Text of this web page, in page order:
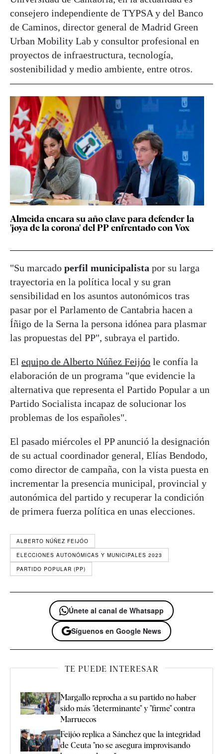
consejero independiente de TYPSA y del Banco
de Caminos, director general de Madrid Green
Urban Mobility Lab y consultor profesional en
proyectos de infraestructura, tecnología,
sostenibilidad y medio ambiente, entre otros.
Almeida encara su año clave para defender la
'joya de la corona' del PP enfrentado con Vox
"Su marcado perfil municipalista por su larga
trayectoria en la política local y su gran
sensibilidad en los asuntos autonómicos tras
pasar por el Parlamento de Cantabria hacen a
Íñigo de la Serna la persona idónea para plasmar
las propuestas del PP", subraya el partido.
El equipo de Alberto Núñez Feijóo le confía la
elaboración de un programa "que evidencie la
alternativa que representa el Partido Popular a un
Partido Socialista incapaz de solucionar los
problemas de los españoles".
El pasado miércoles el PP anunció la designación
de su actual coordinador general, Elías Bendodo,
como director de campaña, con la vista puesta en
incrementar la presencia municipal, provincial y
autonómica del partido y recuperar la condición
de primera fuerza política en unas elecciones.
ALBERTO NÚÑEZ FEIJÓO
ELECCIONES AUTONÓMICAS Y MUNICIPALES 2023
PARTIDO POPULAR (PP)
Únete al canal de Whatsapp
Síguenos en Google News
TE PUEDE INTERESAR
Margallo reprocha a su partido no haber
sido más "determinante" y "firme" contra
Marruecos
Feijóo replica a Sánchez que la integridad
de Ceuta "no se asegura improvisando